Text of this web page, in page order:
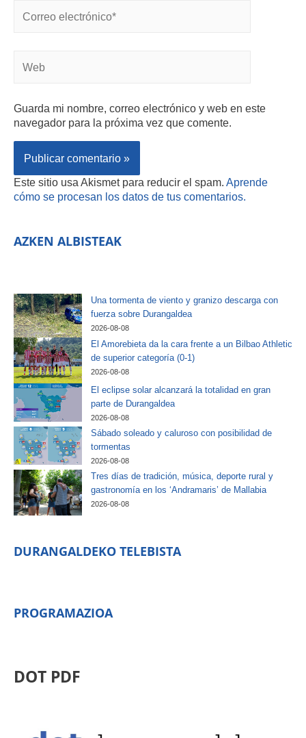
Guarda mi nombre, correo electrónico y web en este
navegador para la próxima vez que comente.
Este sitio usa Akismet para reducir el spam. Aprende
cómo se procesan los datos de tus comentarios.
AZKEN ALBISTEAK
Una tormenta de viento y granizo descarga con
fuerza sobre Durangaldea
2026-08-08
El Amorebieta da la cara frente a un Bilbao Athletic
de superior categoría (0-1)
2026-08-08
El eclipse solar alcanzará la totalidad en gran
parte de Durangaldea
2026-08-08
Sábado soleado y caluroso con posibilidad de
tormentas
2026-08-08
Tres días de tradición, música, deporte rural y
gastronomía en los ‘Andramaris’ de Mallabia
2026-08-08
DURANGALDEKO TELEBISTA
PROGRAMAZIOA
DOT PDF